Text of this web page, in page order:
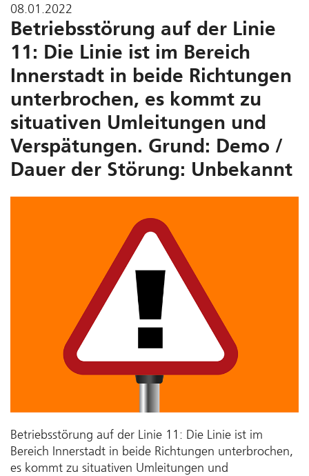
08.01.2022
Betriebsstörung auf der Linie
11: Die Linie ist im Bereich
Innerstadt in beide Richtungen
unterbrochen, es kommt zu
situativen Umleitungen und
Verspätungen. Grund: Demo /
Dauer der Störung: Unbekannt
Betriebsstörung auf der Linie 11: Die Linie ist im
Bereich Innerstadt in beide Richtungen unterbrochen,
es kommt zu situativen Umleitungen und